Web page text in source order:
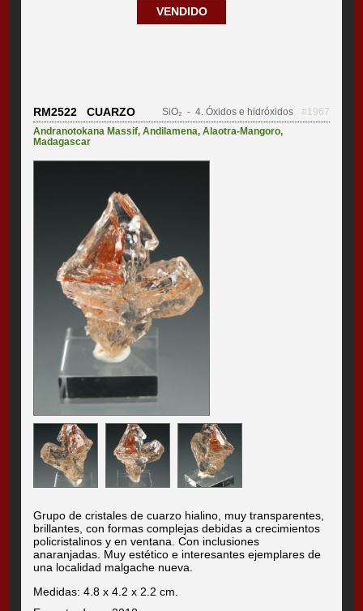
VENDIDO
RM2522 CUARZO SiO₂ - 4. Óxidos e hidróxidos
#1967
Andranotokana Massif,Andilamena,Alaotra-Mangoro,
Madagascar
Grupo de cristales de cuarzo hialino, muy transparentes,
brillantes, con formas complejas debidas a crecimientos
policristalinos y en ventana. Con inclusiones
anaranjadas. Muy estético e interesantes ejemplares de
una localidad malgache nueva.
Medidas: 4.8 x 4.2 x 2.2 cm.